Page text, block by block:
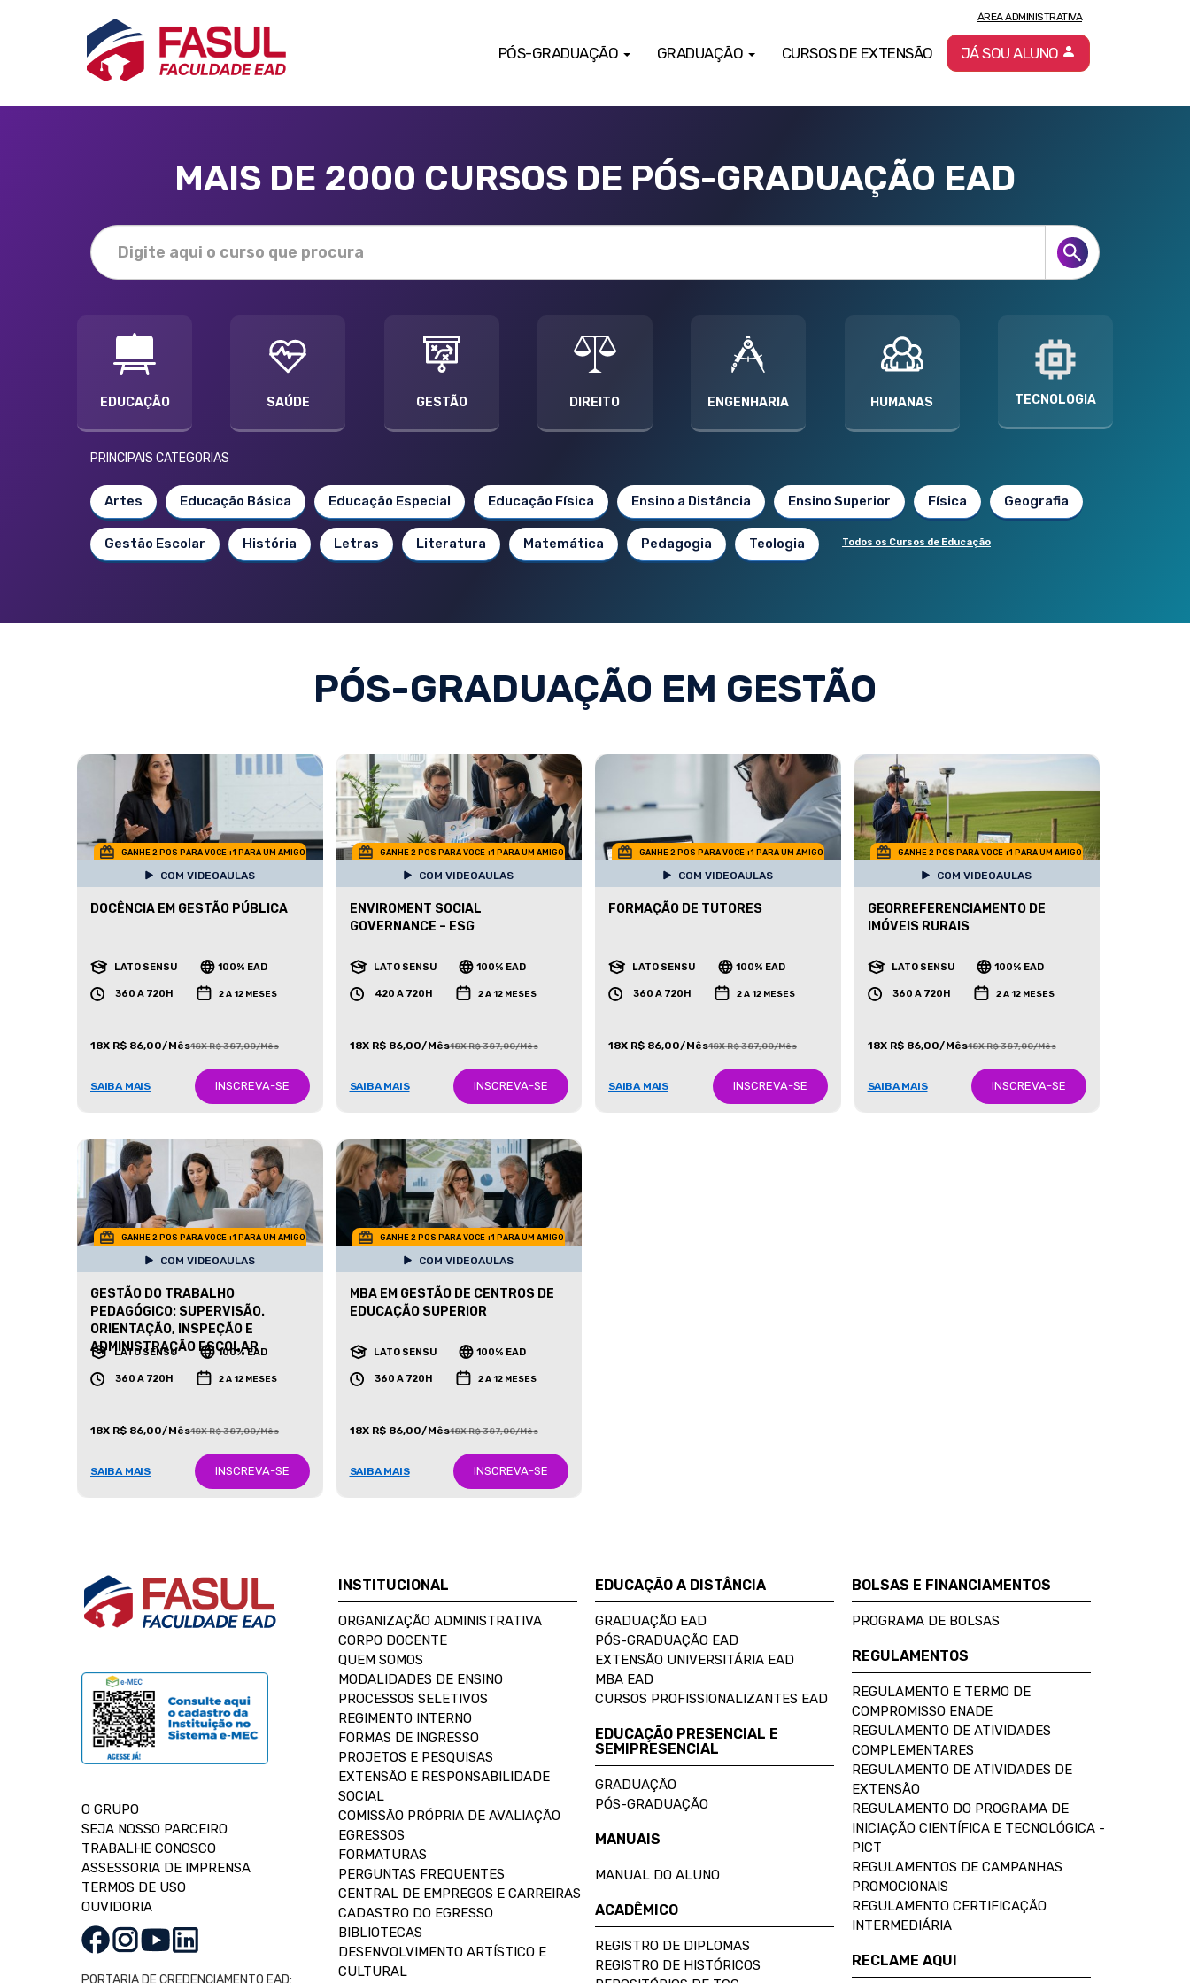
PÓS-GRADUAÇÃO GRADUAÇÃO CURSOS DE EXTENSÃO
ÁREA ADMINISTRATIVA
JÁ SOU ALUNO
MAIS DE 2000 CURSOS DE PÓS-GRADUAÇÃO EAD
EDUCAÇÃO SAÚDE GESTÃO DIREITO ENGENHARIA HUMANAS TECNOLOGIA
PRINCIPAIS CATEGORIAS
Artes Educação Básica Educação Especial Educação Física Ensino a Distância Ensino Superior Física Geografia
Gestão Escolar História Letras Literatura Matemática Pedagogia Teologia Todos os Cursos de Educação
PÓS-GRADUAÇÃO EM GESTÃO
GANHE 2 POS PARA VOCE +1 PARA UM AMIGO
COM VIDEOAULAS
DOCÊNCIA EM GESTÃO PÚBLICA
LATO SENSU 100% EAD
360 A 720H 2 A 12 MESES
18X R$ 86,00/Mês18X R$ 387,00/Mês
SAIBA MAIS INSCREVA-SE
GANHE 2 POS PARA VOCE +1 PARA UM AMIGO
COM VIDEOAULAS
ENVIROMENT SOCIAL
GOVERNANCE – ESG
LATO SENSU 100% EAD
420 A 720H 2 A 12 MESES
18X R$ 86,00/Mês18X R$ 387,00/Mês
SAIBA MAIS INSCREVA-SE
GANHE 2 POS PARA VOCE +1 PARA UM AMIGO
COM VIDEOAULAS
FORMAÇÃO DE TUTORES
LATO SENSU 100% EAD
360 A 720H 2 A 12 MESES
18X R$ 86,00/Mês18X R$ 387,00/Mês
SAIBA MAIS INSCREVA-SE
GANHE 2 POS PARA VOCE +1 PARA UM AMIGO
COM VIDEOAULAS
GEORREFERENCIAMENTO DE
IMÓVEIS RURAIS
LATO SENSU 100% EAD
360 A 720H 2 A 12 MESES
18X R$ 86,00/Mês18X R$ 387,00/Mês
SAIBA MAIS INSCREVA-SE
GANHE 2 POS PARA VOCE +1 PARA UM AMIGO
COM VIDEOAULAS
GESTÃO DO TRABALHO
PEDAGÓGICO: SUPERVISÃO.
ORIENTAÇÃO, INSPEÇÃO E
ADMINISTRAÇÃO ESCOLAR
LATO SENSU 100% EAD
360 A 720H 2 A 12 MESES
18X R$ 86,00/Mês18X R$ 387,00/Mês
SAIBA MAIS INSCREVA-SE
GANHE 2 POS PARA VOCE +1 PARA UM AMIGO
COM VIDEOAULAS
MBA EM GESTÃO DE CENTROS DE
EDUCAÇÃO SUPERIOR
LATO SENSU 100% EAD
360 A 720H 2 A 12 MESES
18X R$ 86,00/Mês18X R$ 387,00/Mês
SAIBA MAIS INSCREVA-SE
O GRUPO
SEJA NOSSO PARCEIRO
TRABALHE CONOSCO
ASSESSORIA DE IMPRENSA
TERMOS DE USO
OUVIDORIA
PORTARIA DE CREDENCIAMENTO EAD:
INSTITUCIONAL
ORGANIZAÇÃO ADMINISTRATIVA
CORPO DOCENTE
QUEM SOMOS
MODALIDADES DE ENSINO
PROCESSOS SELETIVOS
REGIMENTO INTERNO
FORMAS DE INGRESSO
PROJETOS E PESQUISAS
EXTENSÃO E RESPONSABILIDADE
SOCIAL
COMISSÃO PRÓPRIA DE AVALIAÇÃO
EGRESSOS
FORMATURAS
PERGUNTAS FREQUENTES
CENTRAL DE EMPREGOS E CARREIRAS
CADASTRO DO EGRESSO
BIBLIOTECAS
DESENVOLVIMENTO ARTÍSTICO E
CULTURAL
EDUCAÇÃO A DISTÂNCIA
GRADUAÇÃO EAD
PÓS-GRADUAÇÃO EAD
EXTENSÃO UNIVERSITÁRIA EAD
MBA EAD
CURSOS PROFISSIONALIZANTES EAD
EDUCAÇÃO PRESENCIAL E
SEMIPRESENCIAL
GRADUAÇÃO
PÓS-GRADUAÇÃO
MANUAIS
MANUAL DO ALUNO
ACADÊMICO
REGISTRO DE DIPLOMAS
REGISTRO DE HISTÓRICOS
BOLSAS E FINANCIAMENTOS
PROGRAMA DE BOLSAS
REGULAMENTOS
REGULAMENTO E TERMO DE
COMPROMISSO ENADE
REGULAMENTO DE ATIVIDADES
COMPLEMENTARES
REGULAMENTO DE ATIVIDADES DE
EXTENSÃO
REGULAMENTO DO PROGRAMA DE
INICIAÇÃO CIENTÍFICA E TECNOLÓGICA -
PICT
REGULAMENTOS DE CAMPANHAS
PROMOCIONAIS
REGULAMENTO CERTIFICAÇÃO
INTERMEDIÁRIA
RECLAME AQUI